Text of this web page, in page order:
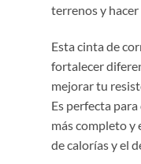
terrenos y
Esta cinta de
fortalecer
mejorar tu
Es perfecta
más completo y
de calorías y el